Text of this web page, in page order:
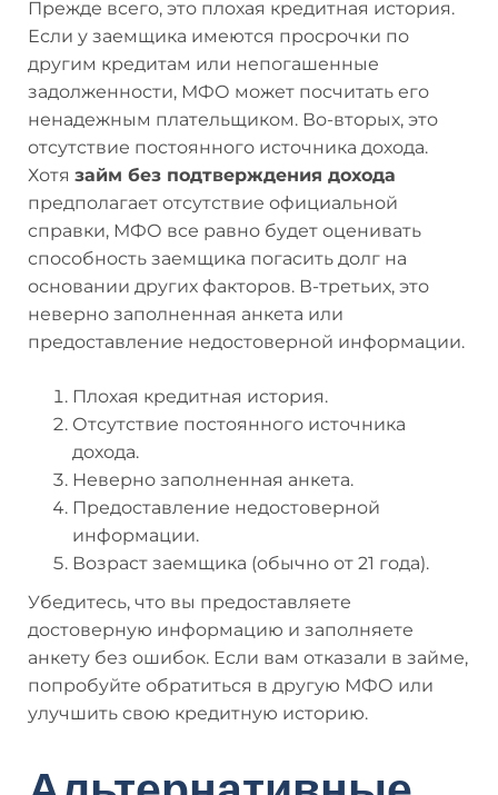
Прежде всего, это плохая кредитная история.
Если у заемщика имеются просрочки по
другим кредитам или непогашенные
задолженности, МФО может посчитать его
ненадежным плательщиком. Во-вторых, это
отсутствие постоянного источника дохода.
Хотя займ без подтверждения дохода
предполагает отсутствие официальной
справки, МФО все равно будет оценивать
способность заемщика погасить долг на
основании других факторов. В-третьих, это
неверно заполненная анкета или
предоставление недостоверной информации.
Плохая кредитная история.
Отсутствие постоянного источника
дохода.
Неверно заполненная анкета.
Предоставление недостоверной
информации.
Возраст заемщика (обычно от 21 года).
Убедитесь, что вы предоставляете
достоверную информацию и заполняете
анкету без ошибок. Если вам отказали в займе,
попробуйте обратиться в другую МФО или
улучшить свою кредитную историю.